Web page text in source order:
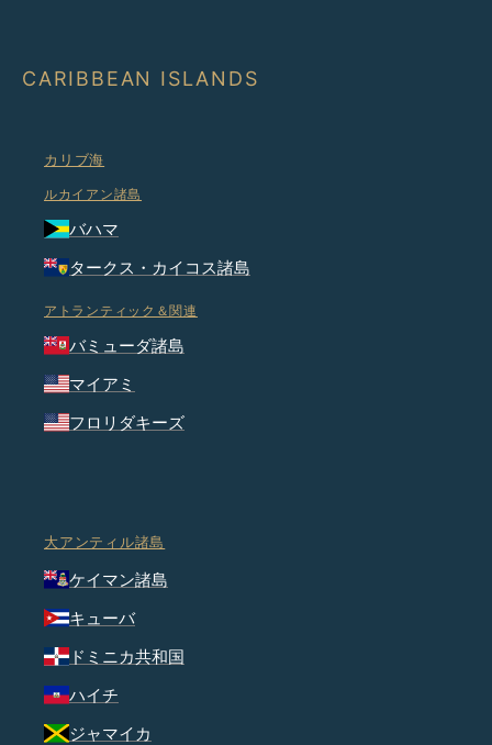
CARIBBEAN ISLANDS
カリブ海
ルカイアン諸島
バハマ
タークス・カイコス諸島
アトランティック＆関連
バミューダ諸島
マイアミ
フロリダキーズ
大アンティル諸島
ケイマン諸島
キューバ
ドミニカ共和国
ハイチ
ジャマイカ